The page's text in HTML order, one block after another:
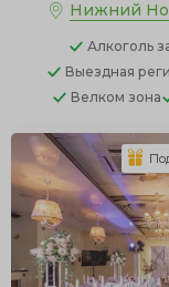
Нижний
Алкоголь
Выездная
Велком зона